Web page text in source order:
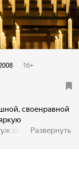
16+
своенравной
за герцога
получает
Развернуть